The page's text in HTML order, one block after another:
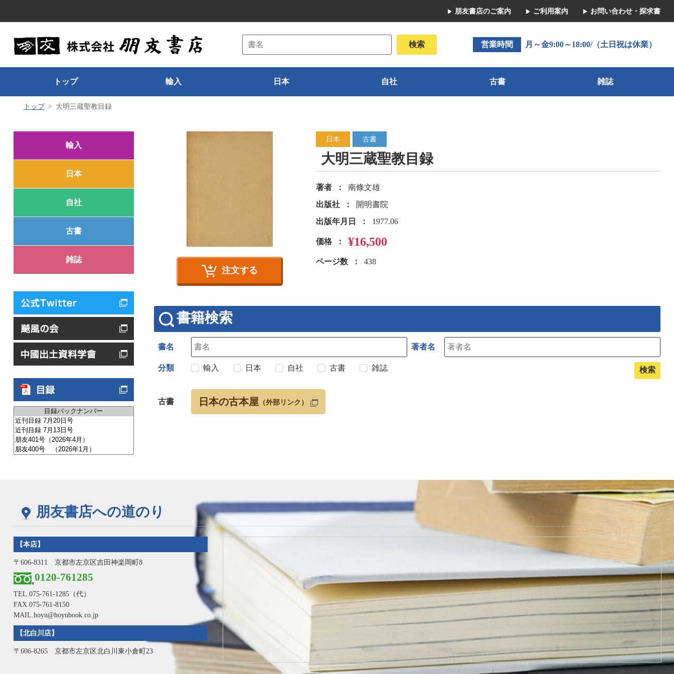
朋友書店のご案内 ご利用案内 お問い合わせ・探求書
営業時間 月～金9:00～18:00/（土日祝は休業）
トップ 輸入 日本 自社 古書 雑誌
トップ 大明三蔵聖教目録
輸入
日本
自社
古書
雑誌
注文する
日本 古書
大明三蔵聖教目録
著者
南條文雄
出版社
開明書院
出版年月日
1977.06
価格 ¥16,500
ページ数 438
書籍検索
書名 著者名
分類 輸入 日本 自社 古書 雑誌
古書 日本の古本屋 （外部リンク）
朋友書店への道のり
【本店】
〒606-8311 京都市左京区吉田神楽岡町8
0120-761285
TEL. 075-761-1285（代）
FAX.075-761-8150
MAIL.hoyu@hoyubook.co.jp
【北白川店】
〒606-8265 京都市左京区北白川東小倉町23